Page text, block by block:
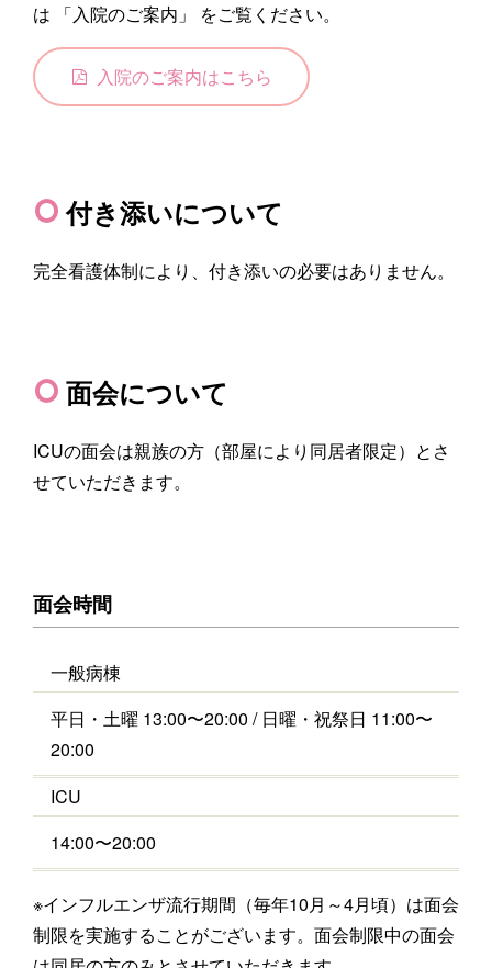
は 「入院のご案内」 をご覧ください。
入院のご案内はこちら
付き添いについて
完全看護体制により、付き添いの必要はありません。
面会について
ICUの面会は親族の方（部屋により同居者限定）とさ
せていただきます。
面会時間
一般病棟
平日・土曜 13:00〜20:00 / 日曜・祝祭日 11:00〜
20:00
ICU
14:00〜20:00
※インフルエンザ流行期間（毎年10月～4月頃）は面会
制限を実施することがございます。面会制限中の面会